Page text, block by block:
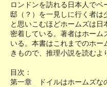
ロンドンを訪れる日本人で
邸（？）を一見しに行く者は
と思いこむほどホームズは
密着している。著者はホーム
いる。本書はこれまでのホ
きもので、推理小説を読むよ
目次：
第一章 ドイルはホームズ